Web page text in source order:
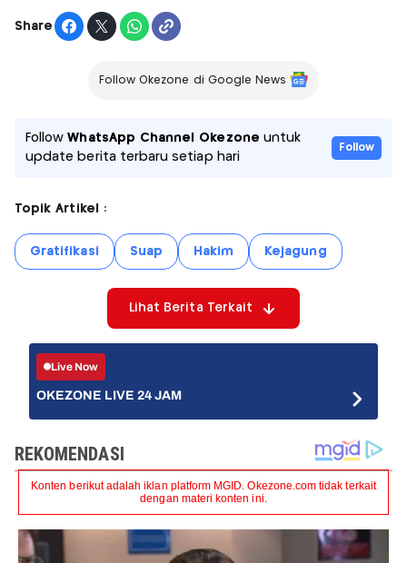
Share
Follow Okezone di Google News
FollowWhatsApp Channel Okezone untuk
update berita terbaru setiap hari
Follow
Topik Artikel :
Gratifikasi Suap Hakim Kejagung
Lihat Berita Terkait
Live Now
OKEZONE LIVE 24 JAM